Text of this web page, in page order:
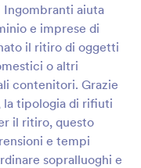
aiuta
e imprese di
il ritiro di oggetti
o altri
contenitori. Grazie
la tipologia di rifiuti
il ritiro, questo
e tempi
sopralluoghi e
per il ritiro e la
loro il prezzo che
esigenze e alla
di Richiesta
è
pronto per essere